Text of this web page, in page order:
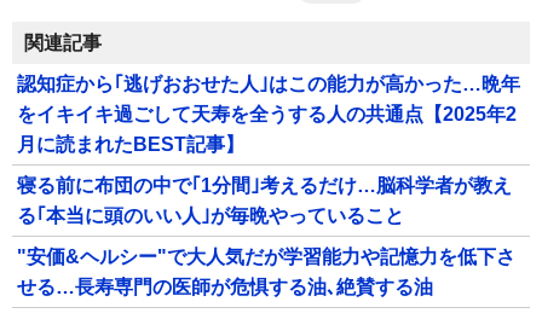
関連記事
認知症から｢逃げおおせた人｣はこの能力が高かった…晩年
をイキイキ過ごして天寿を全うする人の共通点【2025年2
月に読まれたBEST記事】
寝る前に布団の中で｢1分間｣考えるだけ…脳科学者が教え
る｢本当に頭のいい人｣が毎晩やっていること
"安価&ヘルシー"で大人気だが学習能力や記憶力を低下さ
せる…長寿専門の医師が危惧する油､絶賛する油